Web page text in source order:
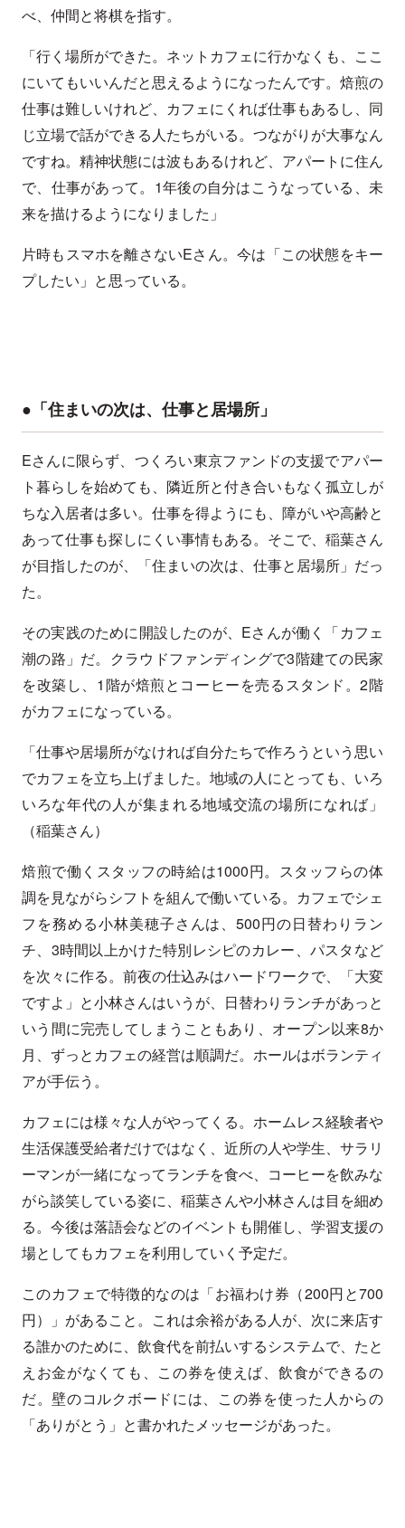
べ、仲間と将棋を指す。
「行く場所ができた。ネットカフェに行かなくも、ここ
にいてもいいんだと思えるようになったんです。焙煎の
仕事は難しいけれど、カフェにくれば仕事もあるし、同
じ立場で話ができる人たちがいる。つながりが大事なん
ですね。精神状態には波もあるけれど、アパートに住ん
で、仕事があって。1年後の自分はこうなっている、未
来を描けるようになりました」
片時もスマホを離さないEさん。今は「この状態をキー
プしたい」と思っている。
●「住まいの次は、仕事と居場所」
Eさんに限らず、つくろい東京ファンドの支援でアパー
ト暮らしを始めても、隣近所と付き合いもなく孤立しが
ちな入居者は多い。仕事を得ようにも、障がいや高齢と
あって仕事も探しにくい事情もある。そこで、稲葉さん
が目指したのが、「住まいの次は、仕事と居場所」だっ
た。
その実践のために開設したのが、Eさんが働く「カフェ
潮の路」だ。クラウドファンディングで3階建ての民家
を改築し、1階が焙煎とコーヒーを売るスタンド。2階
がカフェになっている。
「仕事や居場所がなければ自分たちで作ろうという思い
でカフェを立ち上げました。地域の人にとっても、いろ
いろな年代の人が集まれる地域交流の場所になれば」
（稲葉さん）
焙煎で働くスタッフの時給は1000円。スタッフらの体
調を見ながらシフトを組んで働いている。カフェでシェ
フを務める小林美穂子さんは、500円の日替わりラン
チ、3時間以上かけた特別レシピのカレー、パスタなど
を次々に作る。前夜の仕込みはハードワークで、「大変
ですよ」と小林さんはいうが、日替わりランチがあっと
いう間に完売してしまうこともあり、オープン以来8か
月、ずっとカフェの経営は順調だ。ホールはボランティ
アが手伝う。
カフェには様々な人がやってくる。ホームレス経験者や
生活保護受給者だけではなく、近所の人や学生、サラリ
ーマンが一緒になってランチを食べ、コーヒーを飲みな
がら談笑している姿に、稲葉さんや小林さんは目を細め
る。今後は落語会などのイベントも開催し、学習支援の
場としてもカフェを利用していく予定だ。
このカフェで特徴的なのは「お福わけ券（200円と700
円）」があること。これは余裕がある人が、次に来店す
る誰かのために、飲食代を前払いするシステムで、たと
えお金がなくても、この券を使えば、飲食ができるの
だ。壁のコルクボードには、この券を使った人からの
「ありがとう」と書かれたメッセージがあった。